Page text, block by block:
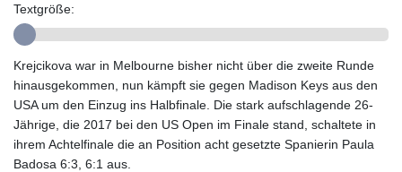
GNF 10123.874202
GYD 241.157003
HKD 9.067746
HNL 30.895616
HRK 7.536622
HTG 150.718127
Textgröße:
Krejcikova war in Melbourne bisher nicht über die zweite Runde
hinausgekommen, nun kämpft sie gegen Madison Keys aus den
USA um den Einzug ins Halbfinale. Die stark aufschlagende 26-
Jährige, die 2017 bei den US Open im Finale stand, schaltete in
ihrem Achtelfinale die an Position acht gesetzte Spanierin Paula
Badosa 6:3, 6:1 aus.